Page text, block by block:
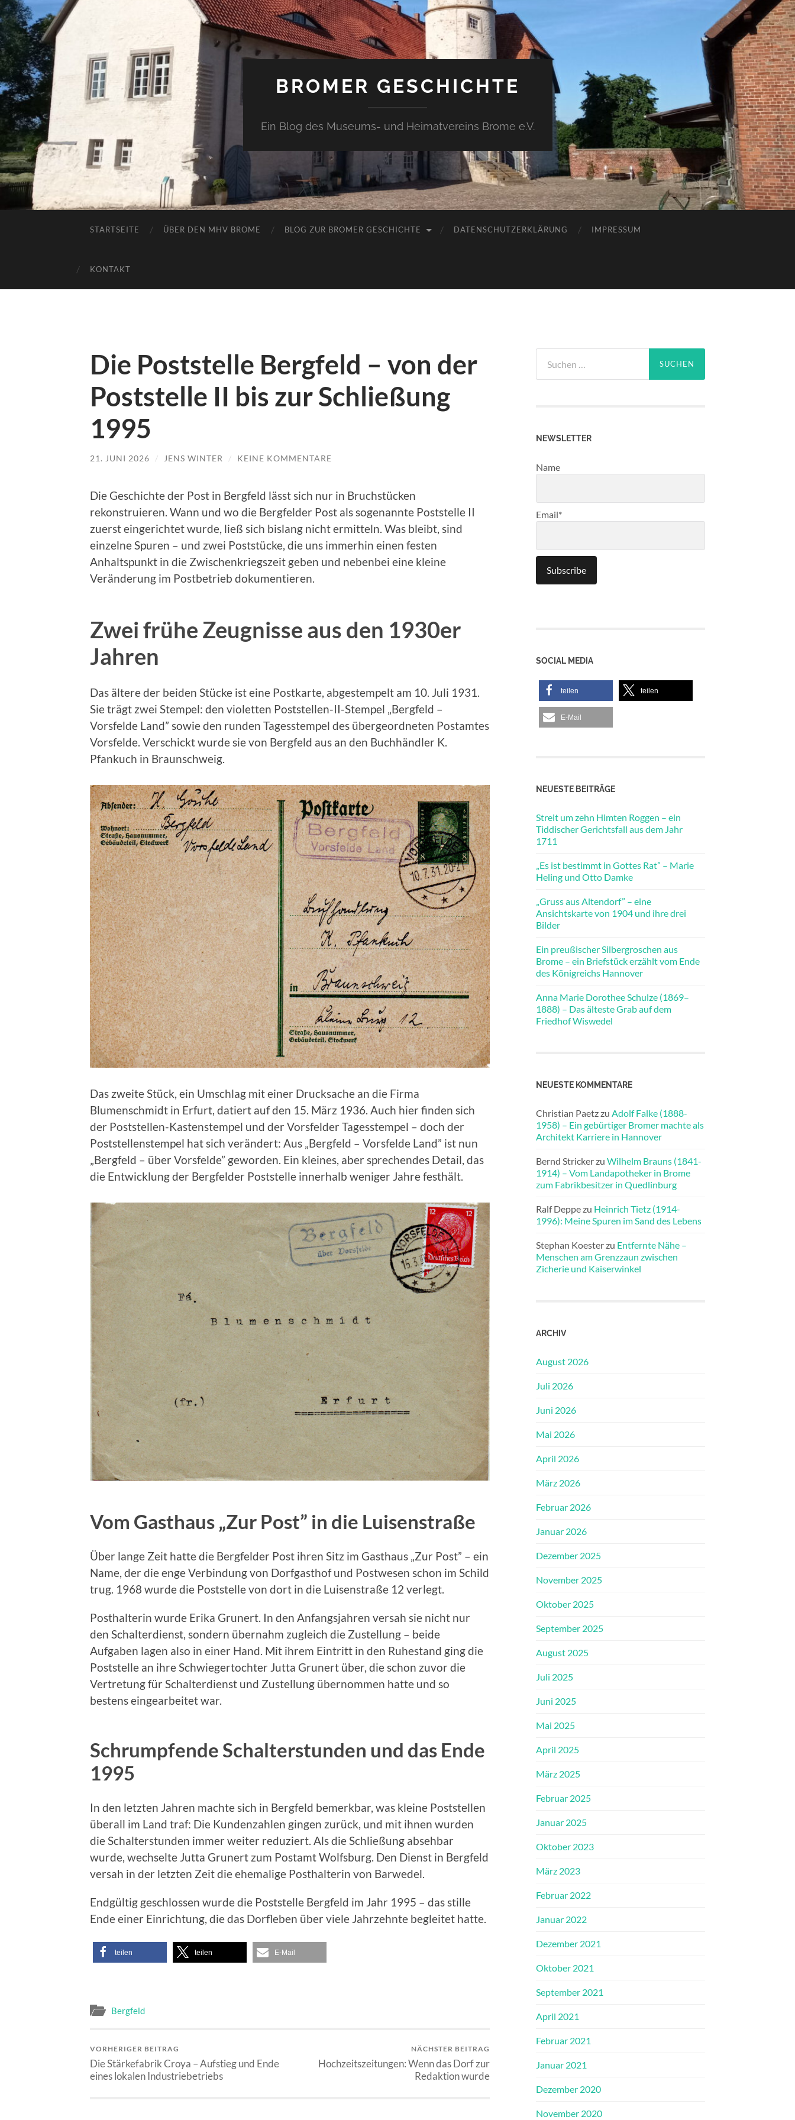
BROMER GESCHICHTE
Ein Blog des Museums- und Heimatvereins Brome e.V.
STARTSEITE ÜBER DEN MHV BROME BLOG ZUR BROMER GESCHICHTE DATENSCHUTZERKLÄRUNG IMPRESSUM
KONTAKT
Die Poststelle Bergfeld – von der
Poststelle II bis zur Schließung
1995
21. JUNI 2026 / JENS WINTER / KEINE KOMMENTARE
Die Geschichte der Post in Bergfeld lässt sich nur in Bruchstücken
rekonstruieren. Wann und wo die Bergfelder Post als sogenannte Poststelle II
zuerst eingerichtet wurde, ließ sich bislang nicht ermitteln. Was bleibt, sind
einzelne Spuren – und zwei Poststücke, die uns immerhin einen festen
Anhaltspunkt in die Zwischenkriegszeit geben und nebenbei eine kleine
Veränderung im Postbetrieb dokumentieren.
Zwei frühe Zeugnisse aus den 1930er
Jahren
Das ältere der beiden Stücke ist eine Postkarte, abgestempelt am 10. Juli 1931.
Sie trägt zwei Stempel: den violetten Poststellen-II-Stempel „Bergfeld –
Vorsfelde Land” sowie den runden Tagesstempel des übergeordneten Postamtes
Vorsfelde. Verschickt wurde sie von Bergfeld aus an den Buchhändler K.
Pfankuch in Braunschweig.
Das zweite Stück, ein Umschlag mit einer Drucksache an die Firma
Blumenschmidt in Erfurt, datiert auf den 15. März 1936. Auch hier finden sich
der Poststellen-Kastenstempel und der Vorsfelder Tagesstempel – doch der
Poststellenstempel hat sich verändert: Aus „Bergfeld – Vorsfelde Land” ist nun
„Bergfeld – über Vorsfelde” geworden. Ein kleines, aber sprechendes Detail, das
die Entwicklung der Bergfelder Poststelle innerhalb weniger Jahre festhält.
Vom Gasthaus „Zur Post” in die Luisenstraße
Über lange Zeit hatte die Bergfelder Post ihren Sitz im Gasthaus „Zur Post” – ein
Name, der die enge Verbindung von Dorfgasthof und Postwesen schon im Schild
trug. 1968 wurde die Poststelle von dort in die Luisenstraße 12 verlegt.
Posthalterin wurde Erika Grunert. In den Anfangsjahren versah sie nicht nur
den Schalterdienst, sondern übernahm zugleich die Zustellung – beide
Aufgaben lagen also in einer Hand. Mit ihrem Eintritt in den Ruhestand ging die
Poststelle an ihre Schwiegertochter Jutta Grunert über, die schon zuvor die
Vertretung für Schalterdienst und Zustellung übernommen hatte und so
bestens eingearbeitet war.
Schrumpfende Schalterstunden und das Ende
1995
In den letzten Jahren machte sich in Bergfeld bemerkbar, was kleine Poststellen
überall im Land traf: Die Kundenzahlen gingen zurück, und mit ihnen wurden
die Schalterstunden immer weiter reduziert. Als die Schließung absehbar
wurde, wechselte Jutta Grunert zum Postamt Wolfsburg. Den Dienst in Bergfeld
versah in der letzten Zeit die ehemalige Posthalterin von Barwedel.
Endgültig geschlossen wurde die Poststelle Bergfeld im Jahr 1995 – das stille
Ende einer Einrichtung, die das Dorfleben über viele Jahrzehnte begleitet hatte.
teilen teilen E-Mail
Bergfeld
VORHERIGER BEITRAG
Die Stärkefabrik Croya – Aufstieg und Ende
eines lokalen Industriebetriebs
NÄCHSTER BEITRAG
Hochzeitszeitungen: Wenn das Dorf zur
Redaktion wurde
nach:
NEWSLETTER
Name
Email*
SOCIAL MEDIA
teilen teilen
E-Mail
NEUESTE BEITRÄGE
Streit um zehn Himten Roggen – ein
Tiddischer Gerichtsfall aus dem Jahr
1711
„Es ist bestimmt in Gottes Rat” – Marie
Heling und Otto Damke
„Gruss aus Altendorf” – eine
Ansichtskarte von 1904 und ihre drei
Bilder
Ein preußischer Silbergroschen aus
Brome – ein Briefstück erzählt vom Ende
des Königreichs Hannover
Anna Marie Dorothee Schulze (1869–
1888) – Das älteste Grab auf dem
Friedhof Wiswedel
NEUESTE KOMMENTARE
Christian Paetzzu Adolf Falke (1888-
1958) – Ein gebürtiger Bromer machte als
Architekt Karriere in Hannover
Bernd Strickerzu Wilhelm Brauns (1841-
1914) – Vom Landapotheker in Brome
zum Fabrikbesitzer in Quedlinburg
Ralf Deppezu Heinrich Tietz (1914-
1996): Meine Spuren im Sand des Lebens
Stephan Koesterzu Entfernte Nähe –
Menschen am Grenzzaun zwischen
Zicherie und Kaiserwinkel
ARCHIV
August 2026
Juli 2026
Juni 2026
Mai 2026
April 2026
März 2026
Februar 2026
Januar 2026
Dezember 2025
November 2025
Oktober 2025
September 2025
August 2025
Juli 2025
Juni 2025
Mai 2025
April 2025
März 2025
Februar 2025
Januar 2025
Oktober 2023
März 2023
Februar 2022
Januar 2022
Dezember 2021
Oktober 2021
September 2021
April 2021
Februar 2021
Januar 2021
Dezember 2020
November 2020